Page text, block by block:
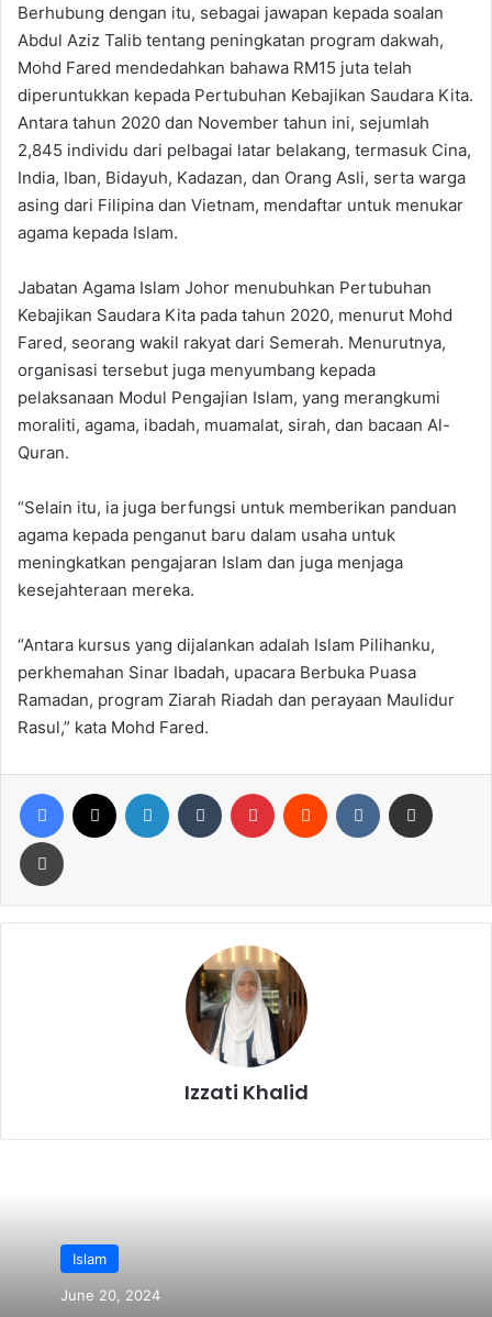
Berhubung dengan itu, sebagai jawapan kepada soalan
Abdul Aziz Talib tentang peningkatan program dakwah,
Mohd Fared mendedahkan bahawa RM15 juta telah
diperuntukkan kepada Pertubuhan Kebajikan Saudara Kita.
Antara tahun 2020 dan November tahun ini, sejumlah
2,845 individu dari pelbagai latar belakang, termasuk Cina,
India, Iban, Bidayuh, Kadazan, dan Orang Asli, serta warga
asing dari Filipina dan Vietnam, mendaftar untuk menukar
agama kepada Islam.
Jabatan Agama Islam Johor menubuhkan Pertubuhan
Kebajikan Saudara Kita pada tahun 2020, menurut Mohd
Fared, seorang wakil rakyat dari Semerah. Menurutnya,
organisasi tersebut juga menyumbang kepada
pelaksanaan Modul Pengajian Islam, yang merangkumi
moraliti, agama, ibadah, muamalat, sirah, dan bacaan Al-
Quran.
“Selain itu, ia juga berfungsi untuk memberikan panduan
agama kepada penganut baru dalam usaha untuk
meningkatkan pengajaran Islam dan juga menjaga
kesejahteraan mereka.
“Antara kursus yang dijalankan adalah Islam Pilihanku,
perkhemahan Sinar Ibadah, upacara Berbuka Puasa
Ramadan, program Ziarah Riadah dan perayaan Maulidur
Rasul,” kata Mohd Fared.
Facebook LinkedIn Tumblr Pinterest Reddit VKontakte
Print
Izzati Khalid
Islam
June 20, 2024